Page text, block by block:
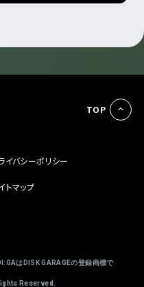
TOP
イバシーポリシー
トマップ
はDISK GARAGEの登録商標で
Reserved.